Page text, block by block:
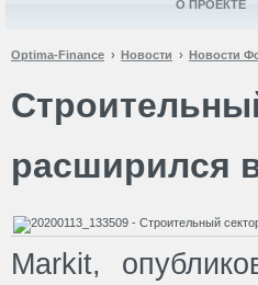
Optima-Finance Новости Новости
расширился
Markit,
О ПРОЕКТЕ